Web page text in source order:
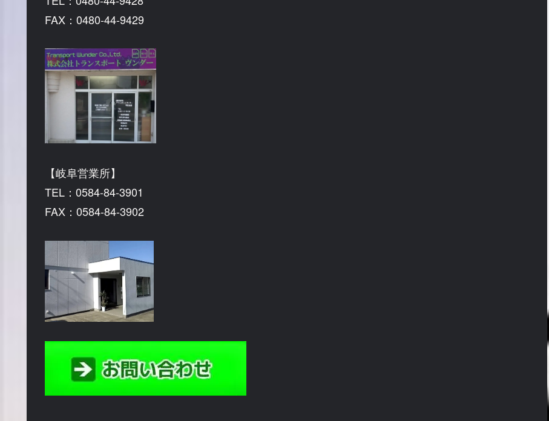
FAX：0480-44-9429
【岐阜営業所】
TEL：0584-84-3901
FAX：0584-84-3902